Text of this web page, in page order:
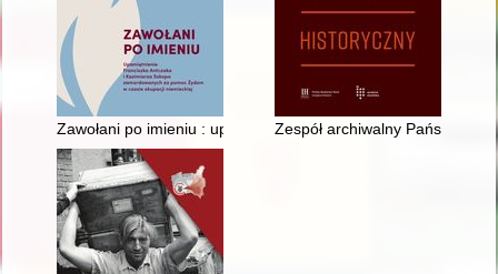
Zawołani po imieniu : upamiętnienie Franciszka Antczaka i
Zespół archiwalny